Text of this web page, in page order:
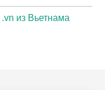
из Вьетнама